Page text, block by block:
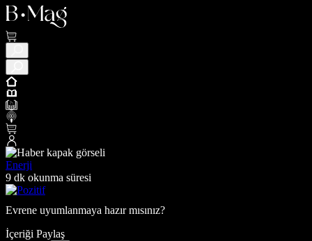
Enerji
9 dk okunma süresi
Evrene uyumlanmaya hazır mısınız?
İçeriği Paylaş